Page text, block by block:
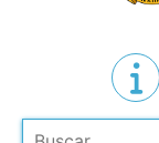
Pesquisar